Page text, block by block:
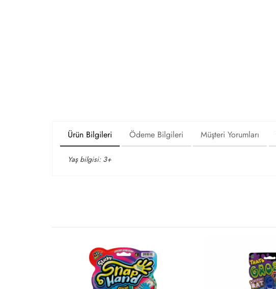
Ürün Bilgileri Ödeme Bilgileri Müşteri Yorumları
Yaş bilgisi: 3+